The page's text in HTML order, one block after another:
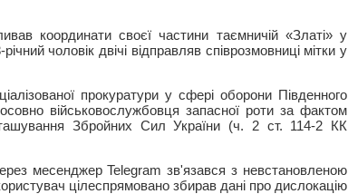
координати своєї частини таємничій «Златі» у
чоловік двічі відправляв співрозмовниці мітки у
прокуратури у сфері оборони Південного
військовослужбовця запасної роти за фактом
Збройних Сил України (ч. 2 ст. 114-2 КК
месенджер Telegram зв'язався з невстановленою
цілеспрямовано збирав дані про дислокацію